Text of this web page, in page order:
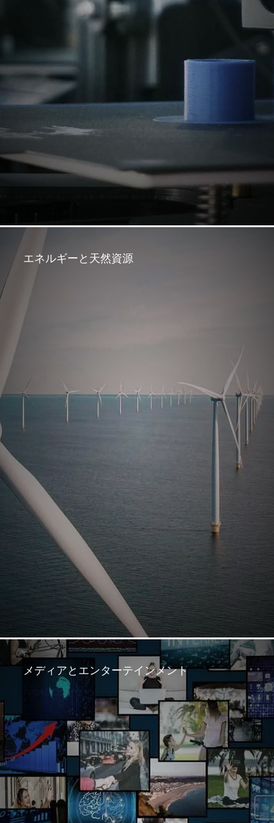
エネルギーと天然資源
メディアとエンターテインメント